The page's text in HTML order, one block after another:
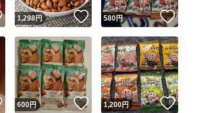
取引実績
取引実績◯+ このユーザーはYahoo!フリマの
他フリマ実績◯+ このユーザーは他フリマサービ
商品画像の無断転載は禁止されています
コピーは1商品につき1回です
出品ページへ
いいね！
1,298円 いいね！
580円 いいね
いいね！
600円 いいね！
1,200円 いいね